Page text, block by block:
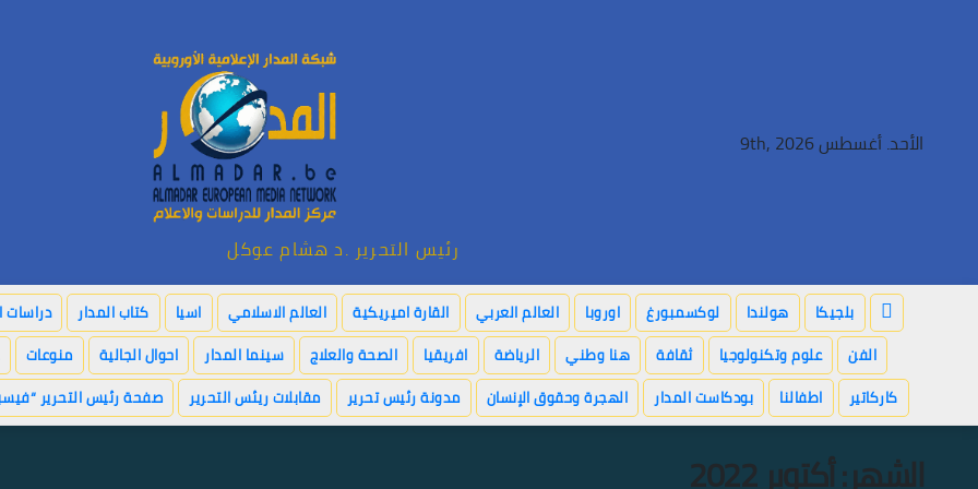
الأحد. أغسطس 9th, 2026
رئيس التحرير .د هشام عوكل
بلجيكا هولندا لوكسمبورغ اوروبا العالم العربي القارة اميريكية العالم الاسلامي اسيا كتاب المدار دراسات
الفن
علوم وتكنولوجيا ثقافة هنا وطني الرياضة افريقيا الصحة والعلاج سينما المدار احوال الجالية منوعات
كاركاتير
اطفالنا بودكاست المدار الهجرة وحقوق الإنسان مدونة رئيس تحرير مقابلات ريئس التحرير صفحة رئيس التحرير
الشهر:أكتوبر 2022